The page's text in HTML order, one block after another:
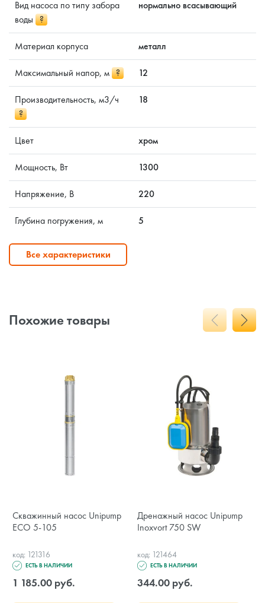
Вид насоса по типу забора
воды ?
нормально всасывающий
Материал корпуса металл
Максимальный напор, м ? 12
Производительность, м3/ч
?
18
Цвет хром
Мощность, Вт 1300
Напряжение, В 220
Глубина погружения, м 5
Все характеристики
Похожие товары
Скважинный насос Unipump
ECO 5-105
код: 121316
ЕСТЬ В НАЛИЧИИ
1 185.00 руб.
Дренажный насос Unipump
Inoxvort 750 SW
код: 121464
ЕСТЬ В НАЛИЧИИ
344.00 руб.